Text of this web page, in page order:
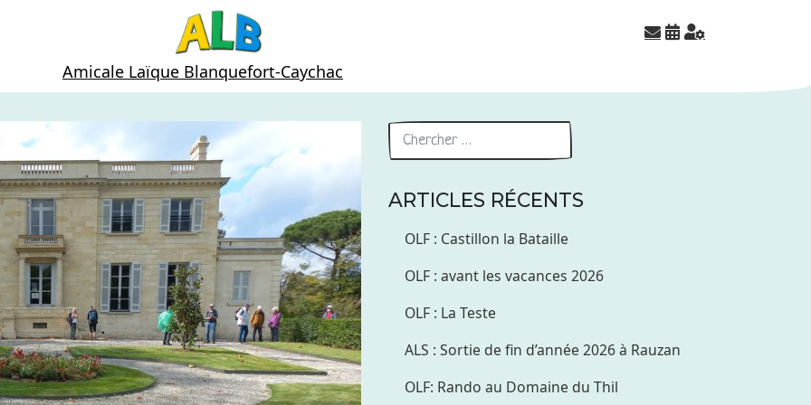
Amicale Laïque Blanquefort-Caychac
ARTICLES RÉCENTS
OLF : Castillon la Bataille
OLF : avant les vacances 2026
OLF : La Teste
ALS : Sortie de fin d’année 2026 à Rauzan
OLF: Rando au Domaine du Thil